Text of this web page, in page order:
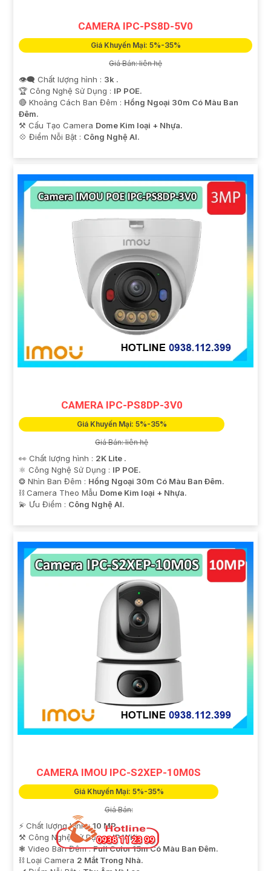
CAMERA IPC-PS8D-5V0
Giá Khuyến Mại: 5%-35%
Giá Bán: liên hệ
👁️‍🗨 Chất lượng hình : 3k .
🏆 Công Nghệ Sử Dụng : IP POE.
🔴 Khoảng Cách Ban Đêm : Hồng Ngoại 30m Có Màu Ban
Ðêm.
⚒ Cấu Tạo Camera Dome Kim loại + Nhựa.
️💠 Điểm Nỗi Bật : Công Nghệ AI.
CAMERA IPC-PS8DP-3V0
Giá Khuyến Mại: 5%-35%
Giá Bán: liên hệ
👀 Chất lượng hình : 2K Lite .
⚛️ Công Nghệ Sử Dụng : IP POE.
❂ Nhìn Ban Đêm : Hồng Ngoại 30m Có Màu Ban Ðêm.
⛓ Camera Theo Mẫu Dome Kim loại + Nhựa.
️💫 Ưu Điểm : Công Nghệ AI.
CAMERA IMOU IPC-S2XEP-10M0S
Giá Khuyến Mại: 5%-35%
Giá Bán:
️⚡ Chất lượng hình :10 MP.
⚒ Công Nghệ Sử Dụng :IP Wifi.
❃ Video Ban Đêm :Full Color 15m Có Màu Ban Ðêm.
⛓ Loại Camera 2 Mắt Trong Nhà.